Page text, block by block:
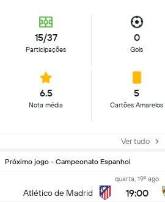
15/37
Participações
0
Gols
6.5
Nota média
5
Cartões Amarelos
Ver tudo
Próximo jogo - Campeonato Espanhol
Atlético de Madrid
quarta, 19º ago
19:00